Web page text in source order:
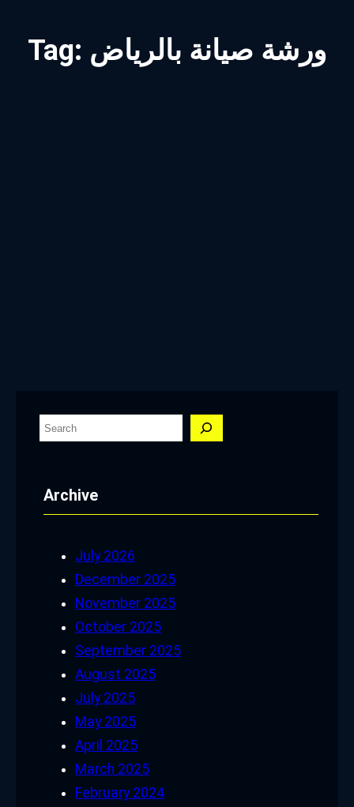
Tag: ورشة صيانة بالرياض
S
rArchive
July 2026
December 2025
November 2025
October 2025
September 2025
August 2025
July 2025
May 2025
April 2025
March 2025
February 2024